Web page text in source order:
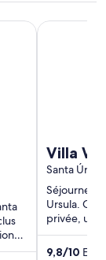
Villa With Best
Views
Santa
Séjournez
Ursula. Cet
privée, un
jardin.
9,8/10
Villa With